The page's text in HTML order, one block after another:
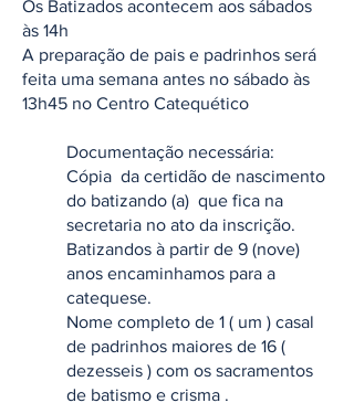
Os Batizados acontecem aos sábados
às 14h
A preparação de pais e padrinhos será
feita uma semana antes no sábado às
13h45 no Centro Catequético
Documentação necessária:
Cópia da certidão de nascimento
do batizando (a) que fica na
secretaria no ato da inscrição.
Batizandos à partir de 9 (nove)
anos encaminhamos para a
catequese.
Nome completo de 1 ( um ) casal
de padrinhos maiores de 16 (
dezesseis ) com os sacramentos
de batismo e crisma .